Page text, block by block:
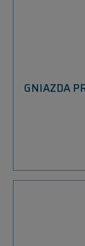
GNIAZDA